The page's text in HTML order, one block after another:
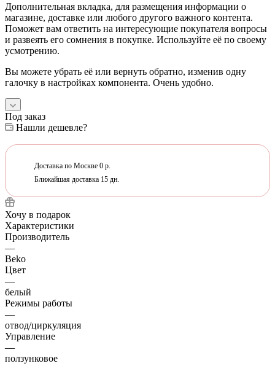
Дополнительная вкладка, для размещения информации о
магазине, доставке или любого другого важного контента.
Поможет вам ответить на интересующие покупателя вопросы
и развеять его сомнения в покупке. Используйте её по своему
усмотрению.
Вы можете убрать её или вернуть обратно, изменив одну
галочку в настройках компонента. Очень удобно.
Под заказ
Нашли дешевле?
Доставка по Москве 0 р.
Ближайшая доставка 15 дн.
Хочу в подарок
Характеристики
Производитель
—
Beko
Цвет
—
белый
Режимы работы
—
отвод/циркуляция
Управление
—
ползунковое